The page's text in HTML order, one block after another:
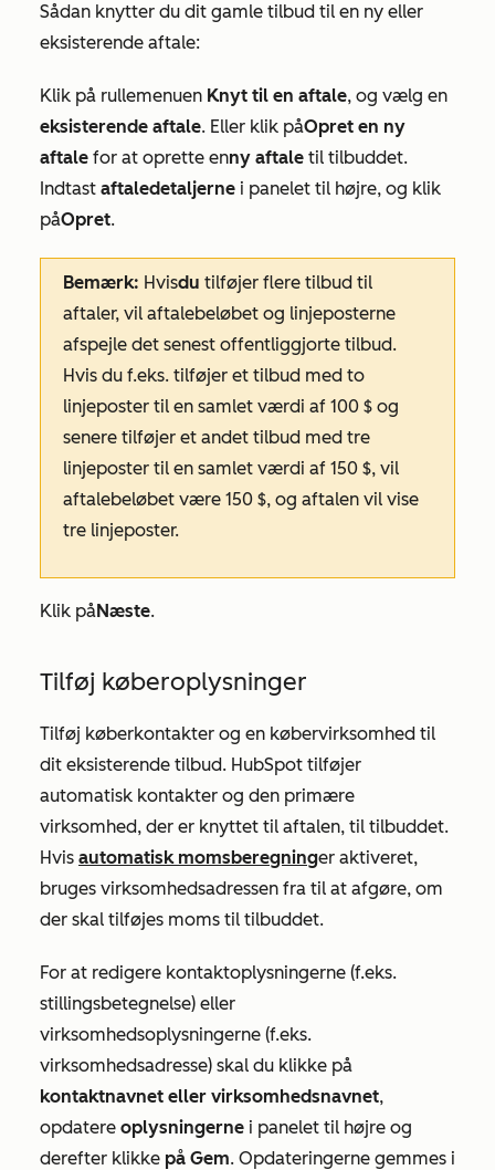
Sådan knytter du dit gamle tilbud til en ny eller
eksisterende aftale:
Klik på rullemenuen Knyt til en aftale, og vælg en
eksisterende aftale. Eller klik påOpret en ny
aftale for at oprette enny aftale til tilbuddet.
Indtast aftaledetaljerne i panelet til højre, og klik
påOpret.
Bemærk: Hvisdu tilføjer flere tilbud til
aftaler, vil aftalebeløbet og linjeposterne
afspejle det senest offentliggjorte tilbud.
Hvis du f.eks. tilføjer et tilbud med to
linjeposter til en samlet værdi af 100 $ og
senere tilføjer et andet tilbud med tre
linjeposter til en samlet værdi af 150 $, vil
aftalebeløbet være 150 $, og aftalen vil vise
tre linjeposter.
Klik påNæste.
Tilføj køberoplysninger
Tilføj køberkontakter og en købervirksomhed til
dit eksisterende tilbud. HubSpot tilføjer
automatisk kontakter og den primære
virksomhed, der er knyttet til aftalen, til tilbuddet.
Hvis automatisk momsberegninger aktiveret,
bruges virksomhedsadressen fra til at afgøre, om
der skal tilføjes moms til tilbuddet.
For at redigere kontaktoplysningerne (f.eks.
stillingsbetegnelse) eller
virksomhedsoplysningerne (f.eks.
virksomhedsadresse) skal du klikke på
kontaktnavnet eller virksomhedsnavnet,
opdatere oplysningerne i panelet til højre og
derefter klikke på Gem. Opdateringerne gemmes i